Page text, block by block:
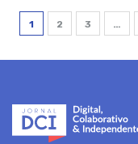
1 2 3 …